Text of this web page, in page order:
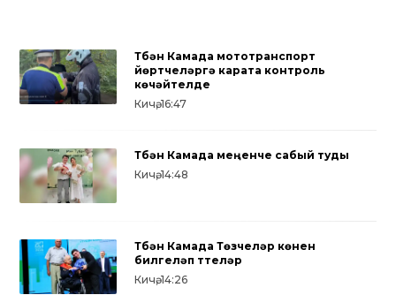
Түбән Камада мототранспорт
йөртүчеләргә карата контроль
көчәйтелде
Кичә, 16:47
Түбән Камада меңенче сабый туды
Кичә, 14:48
Түбән Камада Төзүчеләр көнен
билгеләп үттеләр
Кичә, 14:26